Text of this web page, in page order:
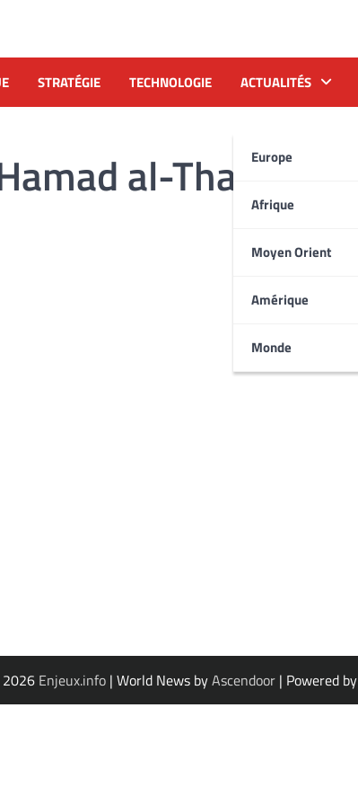
STRATÉGIE TECHNOLOGIE ACTUALITÉS
Europe
Afrique
Moyen Orient
Amérique
Monde
al-Thani
Enjeux.info| World News byAscendoor| Powered by